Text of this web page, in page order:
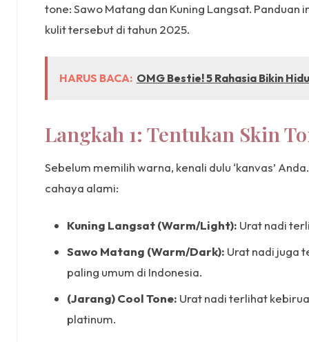
tone: Sawo Matang dan Kuning Langsat.
kulit tersebut di tahun 2025.
HARUS BACA: OMG Bestie! 5 Rahasia Bikin
Langkah 1: Tentukan Skin
Sebelum memilih warna, kenali dulu ‘kanvas’
cahaya alami:
Kuning Langsat (Warm/Light): Urat nadi
Sawo Matang (Warm/Dark): Urat nadi juga
paling umum di Indonesia.
(Jarang) Cool Tone: Urat nadi terlihat
platinum.